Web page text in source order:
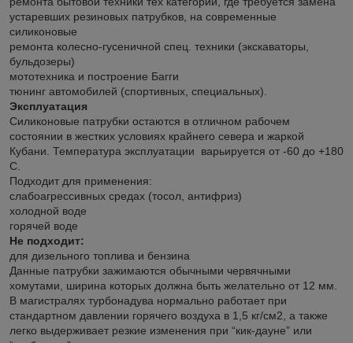
устаревших резиновых патрубков, на современные
силиконовые
ремонта колесно-гусеничной спец. техники (экскаваторы,
бульдозеры)
мототехника и построение Багги
тюнинг автомобилей (спортивных, специальных).
Эксплуатация
Силиконовые патрубки остаются в отличном рабочем
состоянии в жестких условиях крайнего севера и жаркой
Кубани. Температура эксплуатации варьируется от -60 до +180
С.
Подходит для применения:
слабоагрессивных средах (тосол, антифриз)
холодной воде
горячей воде
Не подходит:
для дизельного топлива и бензина
Данные патрубки зажимаются обычными червячными
хомутами, ширина которых должна быть желательно от 12 мм.
В магистралях турбонадува нормально работает при
стандартном давлении горячего воздуха в 1,5 кг/см2, а также
легко выдерживает резкие изменения при “кик-дауне” или